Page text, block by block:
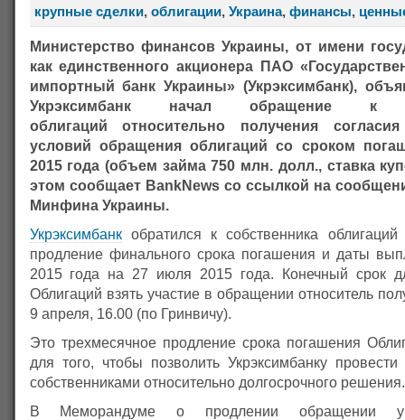
крупные сделки, облигации, Украина, финансы,
Министерство финансов Украины, от имени
как единственного акционера ПАО
импортный банк Украины» (Укрэксимбанк),
Укрэксимбанк начал обращение к
облигаций относительно получения
условий обращения облигаций со сроком
2015 года (объем займа 750 млн. долл., ставка
этом сообщает BankNews со ссылкой на
Минфина Украины.
Укрэксимбанкобратился к собственника
продление финального срока погашения и даты
2015 года на 27 июля 2015 года. Конечный срок
Облигаций взять участие в обращении относитель
9 апреля, 16.00 (по Гринвичу).
Это трехмесячное продление срока погашения
для того, чтобы позволить Укрэксимбанку
собственниками относительно долгосрочного решения.
В Меморандуме о продлении обращении